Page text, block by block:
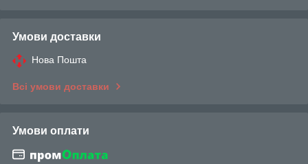
Умови доставки
Нова Пошта
Всі умови доставки
Умови оплати